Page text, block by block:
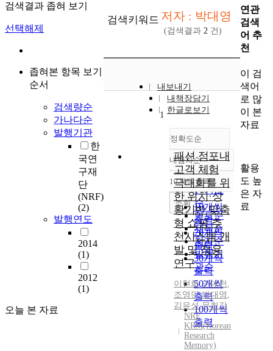
검색결과 좁혀 보기
선택해제
좁혀본 항목 보기
순서
검색량순
가나다순
발행기관
한
국연
구재
단
(NRF)
(2)
발행연도
2014
(1)
2012
(1)
오늘 본 자료
검색키워드 저자 : 박대영
(검색결과 2 건)
내보내기
내책장담기
한글로보기
정확도순
정확도
순
인기도
순
연도순
제목순
저자순
발행기
관순
내림차순
내림차순
10개씩 출력
10개씩
출력
20개씩
출력
30개씩
출력
50개씩
출력
100개씩
출력
조회
1
패션 점포내
고객 체험
극대화를 위
한 위치·상
황기반 맞춤
형 쇼핑 추
천시스템 개
발 및 적용
연구
이현화,안대천 ,
조영민,박대영 ,
김유성,문희강
NRF
KRM(Korean
Research
Memory)
연관
검색
어 추
천
이 검
색어
로 많
이 본
자료
활용
도 높
은 자
료